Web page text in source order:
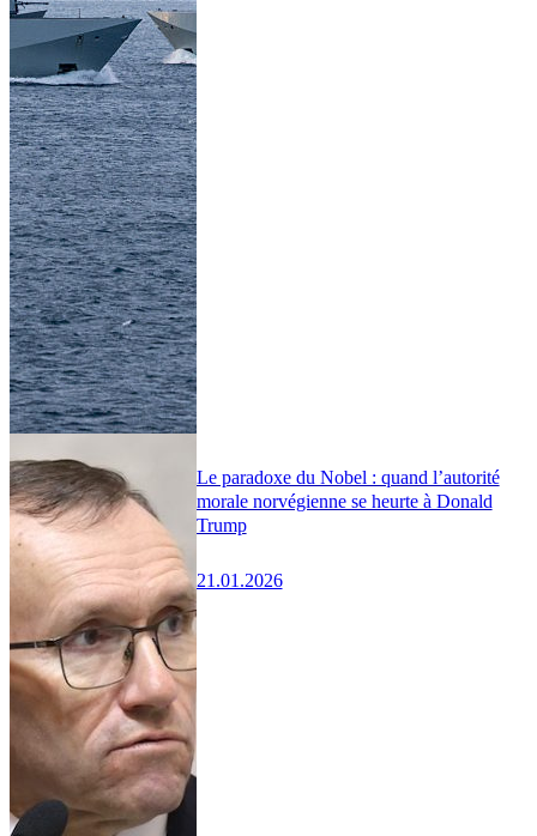
Le paradoxe du Nobel : quand l’autorité
morale norvégienne se heurte à Donald
Trump
21.01.2026